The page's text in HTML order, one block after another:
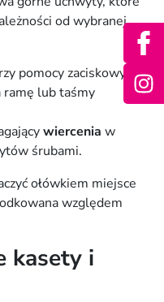
od wybranej
pomocy zaciskowych
ramę lub taśmy
wiercenia w
śrubami.
ołówkiem miejsce
względem
kasety i